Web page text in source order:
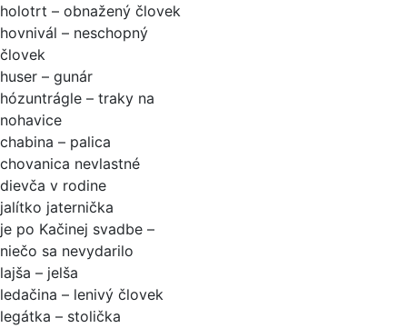
holotrt – obnažený človek
hovnivál – neschopný
človek
huser – gunár
hózuntrágle – traky na
nohavice
chabina – palica
chovanica nevlastné
dievča v rodine
jalítko jaternička
je po Kačinej svadbe –
niečo sa nevydarilo
lajša – jelša
ledačina – lenivý človek
legátka – stolička